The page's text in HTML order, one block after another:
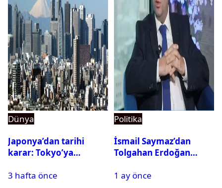
Dünya
Japonya’dan tarihi
karar: Tokyo’ya
geliyor
3 hafta önce
Politika
İsmail Saymaz’dan
Tolgahan Erdoğan
bilgisini sızdırıp para
1 ay önce